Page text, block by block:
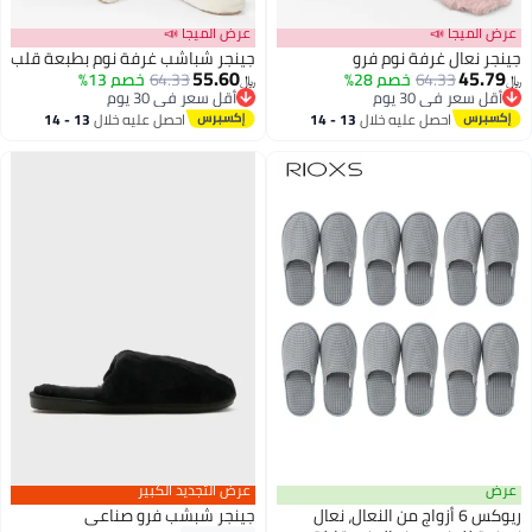
عرض الميجا 📣
جينجر نعال غرفة نوم فرو
﷼‏45.79
64.33خصم 28%
أقل سعر في 30 يوم
أقل سعر في 30 يوماحصل عليه خلال 13 - 14
عرض الميجا 📣
جينجر شباشب غرفة نوم بطبعة قلب
﷼‏55.60
64.33خصم 13%
أقل سعر في 30 يوم
أقل سعر في 30 يوماحصل عليه خلال 13 - 14
عرض
ريوكس 6 أزواج من النعال، نعال
عرض التجديد الكبير
جينجر شبشب فرو صناعي